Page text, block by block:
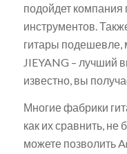
подойдет
инструментов.
гитары подешевле,
JIEYANG – лучший
известно, вы
Многие фабрики
как их сравнить, не
можете позволить